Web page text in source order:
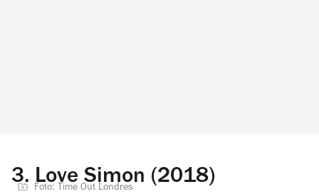
3. Love Simon (2018)
Foto: Time Out Londres